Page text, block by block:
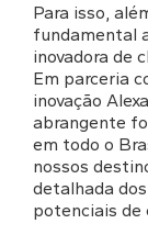
Para isso,
fundamental
inovadora de
Em parceria
inovação
abrangente
em todo o
nossos
detalhada
potenciais de